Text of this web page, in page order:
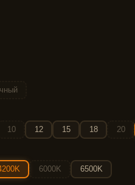
10 12 15 18 20
6000K 6500K